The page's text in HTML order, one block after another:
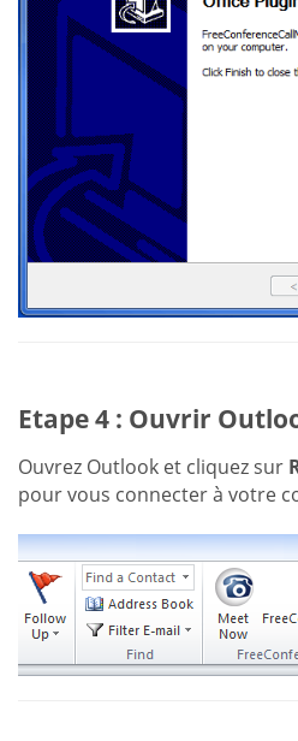
Etape 4 : Ouvrir
Ouvrez Outlook et cliquez sur
pour vous connecter à votre